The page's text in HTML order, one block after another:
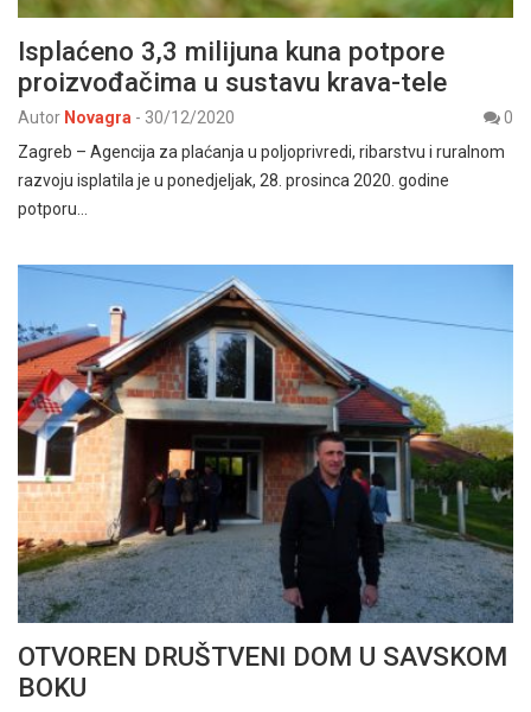
Isplaćeno 3,3 milijuna kuna potpore
proizvođačima u sustavu krava-tele
Autor Novagra - 30/12/2020
0
Zagreb – Agencija za plaćanja u poljoprivredi, ribarstvu i ruralnom
razvoju isplatila je u ponedjeljak, 28. prosinca 2020. godine
potporu…
OTVOREN DRUŠTVENI DOM U SAVSKOM
BOKU